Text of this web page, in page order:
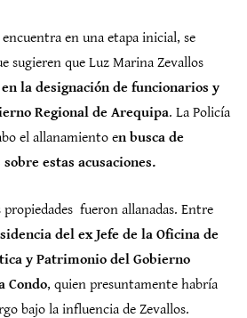
en una etapa inicial, se
sugieren que Luz Marina Zevallos
la designación de funcionarios y
Regional de Arequipa. La Policía
el allanamiento en busca de
estas acusaciones.
fueron allanadas. Entre
del ex Jefe de la Oficina de
y Patrimonio del Gobierno
Condo, quien presuntamente habría
bajo la influencia de Zevallos.